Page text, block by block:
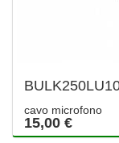
cavo microfono
15,00 €